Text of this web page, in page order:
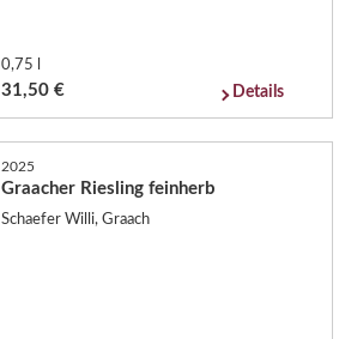
0,75 l
31,50 € Details
2025
Graacher Riesling feinherb
Schaefer Willi, Graach